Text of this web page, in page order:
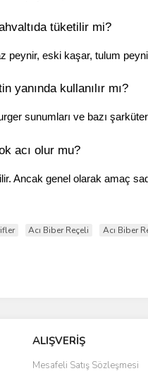
tüketilir mi?
peynir, eski kaşar, tulum
yanında kullanılır mı?
sunumları ve bazı
acı olur mu?
Ancak genel olarak amaç
Acı Biber Reçeli Acı Biber
ALIŞVERİŞ
Mesafeli Satış Sözleşmesi